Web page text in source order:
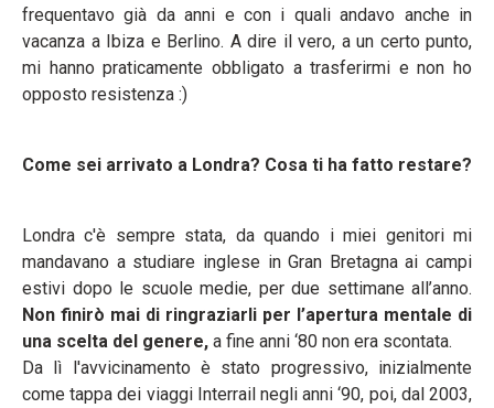
frequentavo già da anni e con i quali andavo anche in
vacanza a Ibiza e Berlino. A dire il vero, a un certo punto,
mi hanno praticamente obbligato a trasferirmi e non ho
opposto resistenza :)
Come sei arrivato a Londra? Cosa ti ha fatto restare?
Londra c'è sempre stata, da quando i miei genitori mi
mandavano a studiare inglese in Gran Bretagna ai campi
estivi dopo le scuole medie, per due settimane all’anno.
Non finirò mai di ringraziarli per l’apertura mentale di
una scelta del genere, a fine anni ‘80 non era scontata.
Da lì l'avvicinamento è stato progressivo, inizialmente
come tappa dei viaggi Interrail negli anni ‘90, poi, dal 2003,